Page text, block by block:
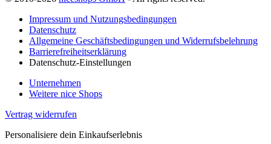
Impressum und Nutzungsbedingungen
Datenschutz
Allgemeine Geschäftsbedingungen und Widerrufsbelehrung
Barrierefreiheitserklärung
Datenschutz-Einstellungen
Unternehmen
Weitere nice Shops
Vertrag widerrufen
Personalisiere dein Einkaufserlebnis